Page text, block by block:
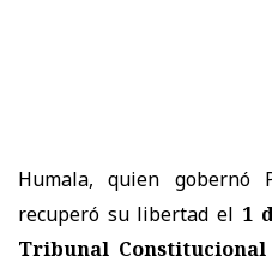
Humala, quien gobernó
recuperó su libertad el 1
Tribunal Constitucional